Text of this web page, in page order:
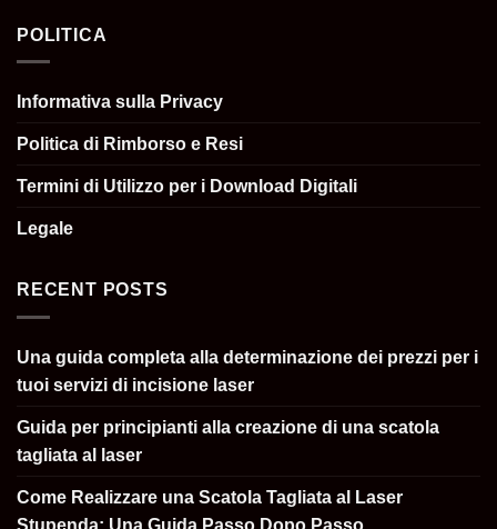
POLITICA
Informativa sulla Privacy
Politica di Rimborso e Resi
Termini di Utilizzo per i Download Digitali
Legale
RECENT POSTS
Una guida completa alla determinazione dei prezzi per i
tuoi servizi di incisione laser
Guida per principianti alla creazione di una scatola
tagliata al laser
Come Realizzare una Scatola Tagliata al Laser
Stupenda: Una Guida Passo Dopo Passo